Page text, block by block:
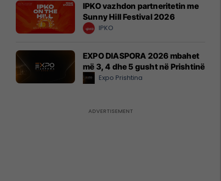
IPKO vazhdon partneritetin me
Sunny Hill Festival 2026
IPKO
EXPO DIASPORA 2026 mbahet
më 3, 4 dhe 5 gusht në Prishtinë
Expo Prishtina